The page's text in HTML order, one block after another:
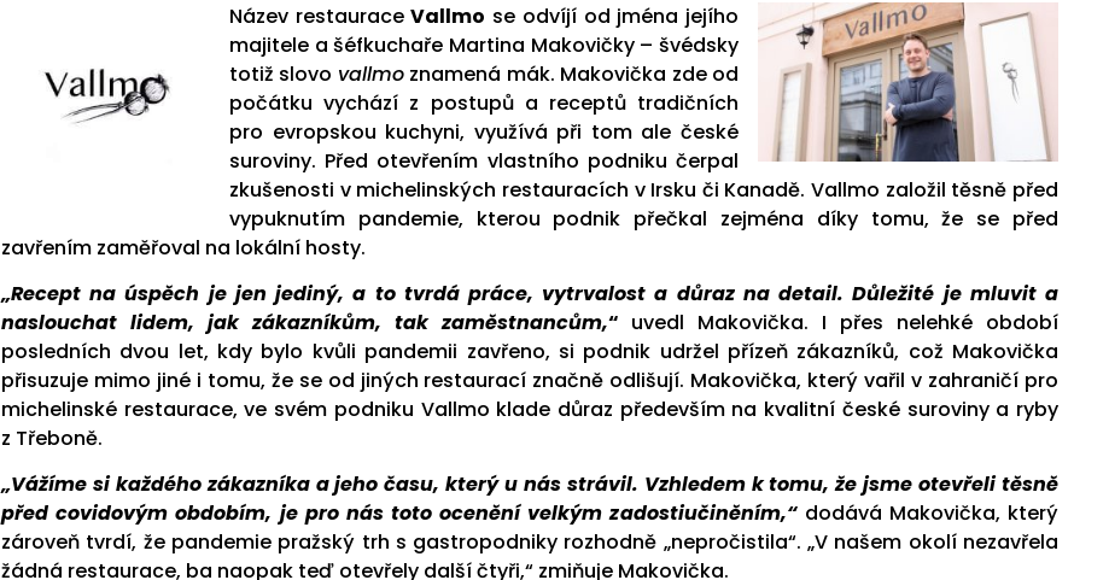
Název restauraceVallmo se odvíjí od jména jejího
majitele a šéfkuchaře Martina Makovičky – švédsky
totiž slovo vallmoznamená mák. Makovička zde od
počátku vychází z postupů a receptů tradičních
pro evropskou kuchyni, využívá při tom ale české
suroviny. Před otevřením vlastního podniku čerpal
zkušenosti v michelinských restauracích v Irsku či Kanadě. Vallmo založil těsně před
vypuknutím pandemie, kterou podnik přečkal zejména díky tomu, že se před
zavřením zaměřoval na lokální hosty.
„Recept na úspěch je jen jediný, a to tvrdá práce, vytrvalost a důraz na detail. Důležité je mluvit a
naslouchat lidem, jak zákazníkům, tak zaměstnancům,“ uvedl Makovička. I přes nelehké období
posledních dvou let, kdy bylo kvůli pandemii zavřeno, si podnik udržel přízeň zákazníků, což Makovička
přisuzuje mimo jiné i tomu, že se od jiných restaurací značně odlišují. Makovička, který vařil v zahraničí pro
michelinské restaurace, ve svém podniku Vallmo klade důraz především na kvalitní české suroviny a ryby
z Třeboně.
„Vážíme si každého zákazníka a jeho času, který u nás strávil. Vzhledem k tomu, že jsme otevřeli těsně
před covidovým obdobím, je pro nás toto ocenění velkým zadostiučiněním,“dodává Makovička, který
zároveň tvrdí, že pandemie pražský trh s gastropodniky rozhodně „nepročistila“. „V našem okolí nezavřela
žádná restaurace, ba naopak teď otevřely další čtyři,“ zmiňuje Makovička.